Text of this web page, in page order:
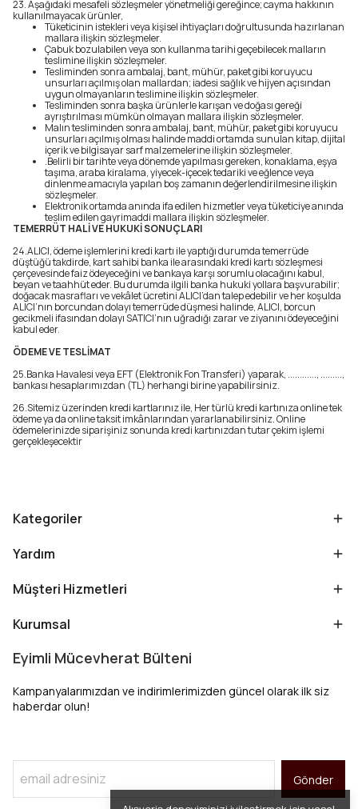
23. Aşağıdaki mesafeli sözleşmeler yönetmeliği gereğince; cayma hakkının
kullanılmayacak ürünler,
Tüketicinin istekleri veya kişisel ihtiyaçları doğrultusunda hazırlanan
mallara ilişkin sözleşmeler.
Çabuk bozulabilen veya son kullanma tarihi geçebilecek malların
teslimine ilişkin sözleşmeler.
Tesliminden sonra ambalaj, bant, mühür, paket gibi koruyucu
unsurları açılmış olan mallardan; iadesi sağlık ve hijyen açısından
uygun olmayanların teslimine ilişkin sözleşmeler.
Tesliminden sonra başka ürünlerle karışan ve doğası gereği
ayrıştırılması mümkün olmayan mallara ilişkin sözleşmeler.
Malın tesliminden sonra ambalaj, bant, mühür, paket gibi koruyucu
unsurları açılmış olması halinde maddi ortamda sunulan kitap, dijital
içerik ve bilgisayar sarf malzemelerine ilişkin sözleşmeler.
.Belirli bir tarihte veya dönemde yapılması gereken, konaklama, eşya
taşıma, araba kiralama, yiyecek-içecek tedariki ve eğlence veya
dinlenme amacıyla yapılan boş zamanın değerlendirilmesine ilişkin
sözleşmeler.
Elektronik ortamda anında ifa edilen hizmetler veya tüketiciye anında
teslim edilen gayrimaddi mallara ilişkin sözleşmeler.
TEMERRÜT HALİ VE HUKUKİ SONUÇLARI
24.ALICI, ödeme işlemlerini kredi kartı ile yaptığı durumda temerrüde
düştüğü takdirde, kart sahibi banka ile arasındaki kredi kartı sözleşmesi
çerçevesinde faiz ödeyeceğini ve bankaya karşı sorumlu olacağını kabul,
beyan ve taahhüt eder. Bu durumda ilgili banka hukuki yollara başvurabilir;
doğacak masrafları ve vekâlet ücretini ALICI’dan talep edebilir ve her koşulda
ALICI’nın borcundan dolayı temerrüde düşmesi halinde, ALICI, borcun
gecikmeli ifasından dolayı SATICI’nın uğradığı zarar ve ziyanını ödeyeceğini
kabul eder.
ÖDEME VE TESLİMAT
25.Banka Havalesi veya EFT (Elektronik Fon Transferi) yaparak, ............, .........,
bankası hesaplarımızdan (TL) herhangi birine yapabilirsiniz.
26.Sitemiz üzerinden kredi kartlarınız ile, Her türlü kredi kartınıza online tek
ödeme ya da online taksit imkânlarından yararlanabilirsiniz. Online
ödemelerinizde siparişiniz sonunda kredi kartınızdan tutar çekim işlemi
gerçekleşecektir
Kategoriler
Yardım
Müşteri Hizmetleri
Kurumsal
Eyimli Mücevherat Bülteni
Kampanyalarımızdan ve indirimlerimizden güncel olarak ilk siz
haberdar olun!
Gönder